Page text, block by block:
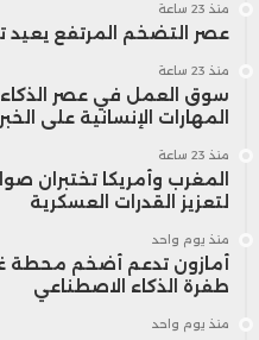
منذ 23 ساعة
عصر التضخم المرتفع يعيد
منذ 23 ساعة
سوق العمل في عصر الذكاء
المهارات الإنسانية على
منذ 23 ساعة
المغرب وأمريكا تختبران
لتعزيز القدرات العسكرية
منذ يوم واحد
أمازون تدعم أضخم محطة
طفرة الذكاء الاصطناعي
منذ يوم واحد